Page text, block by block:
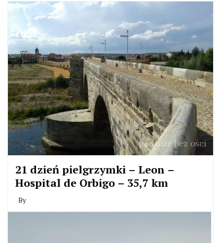
21 dzień pielgrzymki – Leon –
Hospital de Orbigo – 35,7 km
By